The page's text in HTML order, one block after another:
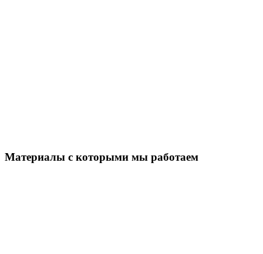
Материалы с которыми мы работаем